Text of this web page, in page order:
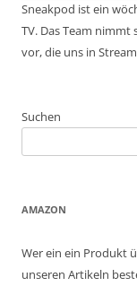
Sneakpod ist ein
TV. Das Team nimmt
vor, die uns in
Suchen
AMAZON
Wer ein ein Produkt
unseren Artikeln